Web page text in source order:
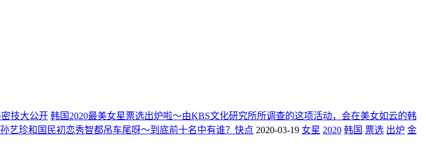
技大公开 韩国2020最美女星票选出炉啦～由KBS文化研究所所调查的这项活动，会在美女如云的韩
艺珍和国民初恋秀智都吊车尾呀～到底前十名中有谁？快点 2020-03-19 女星 2020 韩国 票选 出炉 金